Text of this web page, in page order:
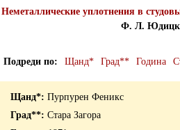
Неметаллические уплотнения в
Ф. Л.
Подреди по Щанд* Град** Година
Пурпурен Феникс
Стара Загора